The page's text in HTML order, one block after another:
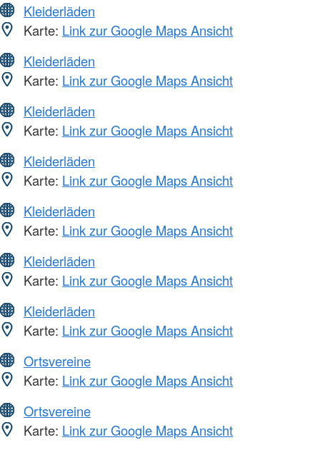
Kleiderläden
Karte: Link zur Google Maps Ansicht
Kleiderläden
Karte: Link zur Google Maps Ansicht
Kleiderläden
Karte: Link zur Google Maps Ansicht
Kleiderläden
Karte: Link zur Google Maps Ansicht
Kleiderläden
Karte: Link zur Google Maps Ansicht
Kleiderläden
Karte: Link zur Google Maps Ansicht
Kleiderläden
Karte: Link zur Google Maps Ansicht
Ortsvereine
Karte: Link zur Google Maps Ansicht
Ortsvereine
Karte: Link zur Google Maps Ansicht